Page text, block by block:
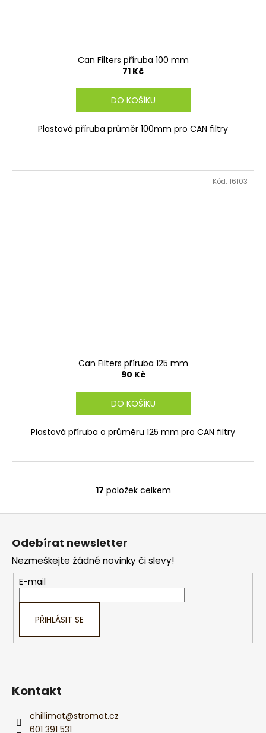
Can Filters příruba 100 mm
71 Kč
DO KOŠÍKU
Plastová příruba průměr 100mm pro CAN filtry
Can Filters příruba 125 mm
90 Kč
DO KOŠÍKU
Plastová příruba o průměru 125 mm pro CAN filtry
Kód: 16103
O
v
a
c
í
p
k
v
17 položek celkem
Odebírat newsletter
Nezmeškejte žádné novinky či slevy!
E-mail
PŘIHLÁSIT SE
Kontakt
chillimat@stromat.cz
601 391 531